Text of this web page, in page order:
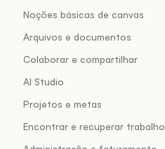
Noções básicas de canvas
Arquivos e documentos
Colaborar e compartilhar
AI Studio
Projetos e metas
Encontrar e recuperar trabalho